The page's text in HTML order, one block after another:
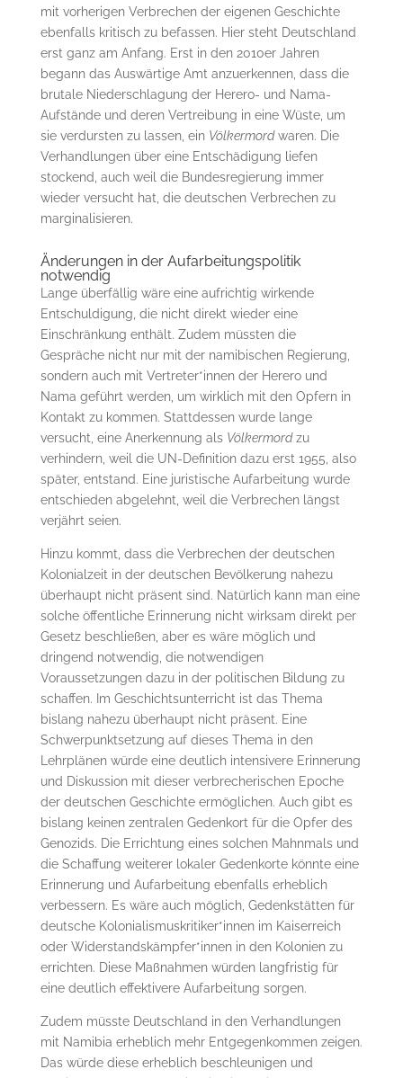
mit vorherigen Verbrechen der eigenen Geschichte
ebenfalls kritisch zu befassen. Hier steht Deutschland
erst ganz am Anfang. Erst in den 2010er Jahren
begann das Auswärtige Amt anzuerkennen, dass die
brutale Niederschlagung der Herero- und Nama-
Aufstände und deren Vertreibung in eine Wüste, um
sie verdursten zu lassen, ein Völkermordwaren. Die
Verhandlungen über eine Entschädigung liefen
stockend, auch weil die Bundesregierung immer
wieder versucht hat, die deutschen Verbrechen zu
marginalisieren.
Änderungen in der Aufarbeitungspolitik
notwendig
Lange überfällig wäre eine aufrichtig wirkende
Entschuldigung, die nicht direkt wieder eine
Einschränkung enthält. Zudem müssten die
Gespräche nicht nur mit der namibischen Regierung,
sondern auch mit Vertreter*innen der Herero und
Nama geführt werden, um wirklich mit den Opfern in
Kontakt zu kommen. Stattdessen wurde lange
versucht, eine Anerkennung als Völkermordzu
verhindern, weil die UN-Definition dazu erst 1955, also
später, entstand. Eine juristische Aufarbeitung wurde
entschieden abgelehnt, weil die Verbrechen längst
verjährt seien.
Hinzu kommt, dass die Verbrechen der deutschen
Kolonialzeit in der deutschen Bevölkerung nahezu
überhaupt nicht präsent sind. Natürlich kann man eine
solche öffentliche Erinnerung nicht wirksam direkt per
Gesetz beschließen, aber es wäre möglich und
dringend notwendig, die notwendigen
Voraussetzungen dazu in der politischen Bildung zu
schaffen. Im Geschichtsunterricht ist das Thema
bislang nahezu überhaupt nicht präsent. Eine
Schwerpunktsetzung auf dieses Thema in den
Lehrplänen würde eine deutlich intensivere Erinnerung
und Diskussion mit dieser verbrecherischen Epoche
der deutschen Geschichte ermöglichen. Auch gibt es
bislang keinen zentralen Gedenkort für die Opfer des
Genozids. Die Errichtung eines solchen Mahnmals und
die Schaffung weiterer lokaler Gedenkorte könnte eine
Erinnerung und Aufarbeitung ebenfalls erheblich
verbessern. Es wäre auch möglich, Gedenkstätten für
deutsche Kolonialismuskritiker*innen im Kaiserreich
oder Widerstandskämpfer*innen in den Kolonien zu
errichten. Diese Maßnahmen würden langfristig für
eine deutlich effektivere Aufarbeitung sorgen.
Zudem müsste Deutschland in den Verhandlungen
mit Namibia erheblich mehr Entgegenkommen zeigen.
Das würde diese erheblich beschleunigen und